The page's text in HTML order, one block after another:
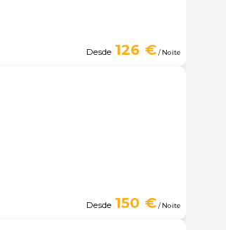
Desde 126 €/ Noite
Desde 150 €/ Noite